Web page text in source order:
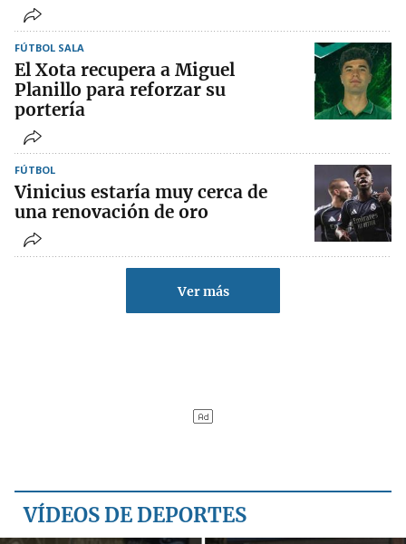
FÚTBOL SALA
El Xota recupera a Miguel
Planillo para reforzar su
portería
FÚTBOL
Vinicius estaría muy cerca de
una renovación de oro
Ver más
VÍDEOS DE DEPORTES